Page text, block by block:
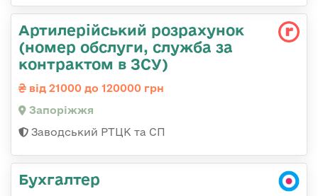
Артилерійський розрахунок
(номер обслуги, служба за
контрактом в ЗСУ)
від 21000 до 120000 грн
Запоріжжя
Заводський РТЦК та СП
Бухгалтер